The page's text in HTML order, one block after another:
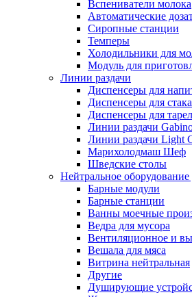
Вспениватели молока
Автоматические
Сиропные станции
Темперы
Холодильники для
Модуль для
Линии раздачи
Диспенсеры для
Диспенсеры для
Диспенсеры для
Линии раздачи
Линии раздачи Light
Марихолодмаш Шеф
Шведские столы
Нейтральное
Барные модули
Барные станции
Ванны моечные
Ведра для мусора
Вентиляционное и
Вешала для мяса
Витрина нейтральная
Другие
Душирующие